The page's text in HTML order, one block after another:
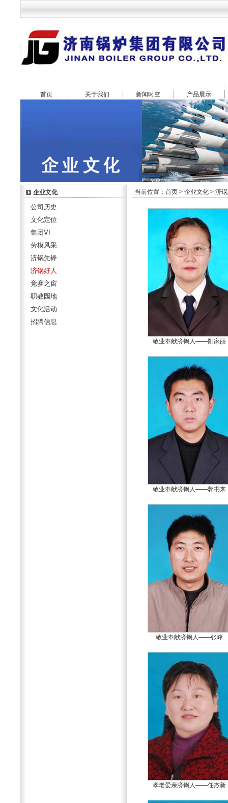
首页 关于我们 新闻时空 产品展示
企业文化
公司历史
文化定位
集团VI
劳模风采
济锅先锋
济锅好人
竞赛之窗
职教园地
文化活动
招聘信息
当前位置： 首页 > 企业文化 > 济
敬业奉献济锅人——阳家丽
敬业奉献济锅人——郭书来
敬业奉献济锅人——张峰
孝老爱亲济锅人——任杰新